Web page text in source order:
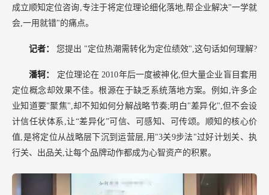
成立顺知定位咨询,专注于将定位理论细化落地,帮企业解决"一学就
会,一用就错"的痛点。
记者： 您提出 "定位热潮需转化为定位绩效",这句话如何理解?
潘轲： 定位理论在 2010年后一度被神化,但大量企业盲目套用
定位概念却效果不佳。根源在于缺乏系统落地方案。例如,许多企
业知道要"聚焦",却不知如何分解战略节奏;明白"差异化",但不会设
计信任状体系,让“差异化”可信、可感知、可传颂。顺知的核心价
值,是将定位从战略层下沉到运营层,用"3关9步法"过好计划关、执
行关、出品关,让每个品牌动作都成为心智资产的积累。